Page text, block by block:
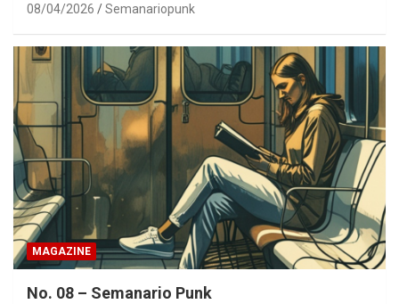
08/04/2026 Semanariopunk
MAGAZINE
No. 08 – Semanario Punk